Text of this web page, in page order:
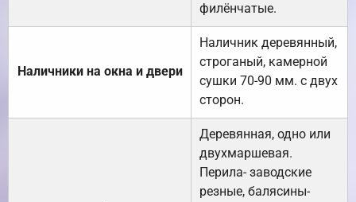
филёнчатые.
Наличники на окна и двери
Наличник деревянный,
строганый, камерной
сушки 70-90 мм. с двух
сторон.
Деревянная, одно или
двухмаршевая.
Перила- заводские
резные, балясины-